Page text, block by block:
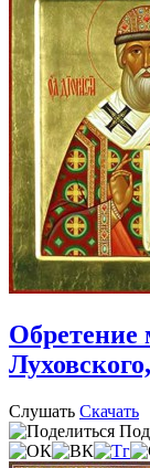
Обретение
Слушать Скачать